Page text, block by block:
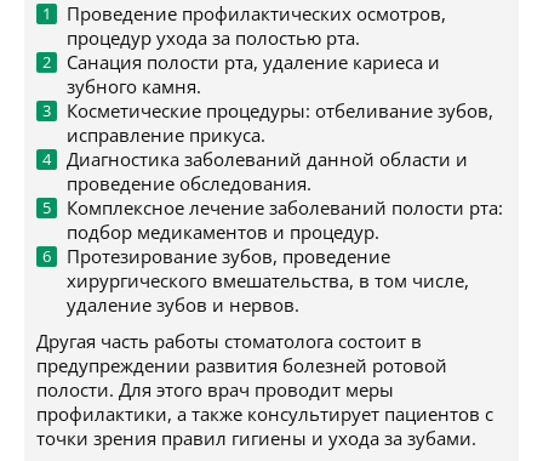
Проведение профилактических осмотров,
процедур ухода за полостью рта.
Санация полости рта, удаление кариеса и
зубного камня.
Косметические процедуры: отбеливание зубов,
исправление прикуса.
Диагностика заболеваний данной области и
проведение обследования.
Комплексное лечение заболеваний полости рта:
подбор медикаментов и процедур.
Протезирование зубов, проведение
хирургического вмешательства, в том числе,
удаление зубов и нервов.
Другая часть работы стоматолога состоит в
предупреждении развития болезней ротовой
полости. Для этого врач проводит меры
профилактики, а также консультирует пациентов с
точки зрения правил гигиены и ухода за зубами.